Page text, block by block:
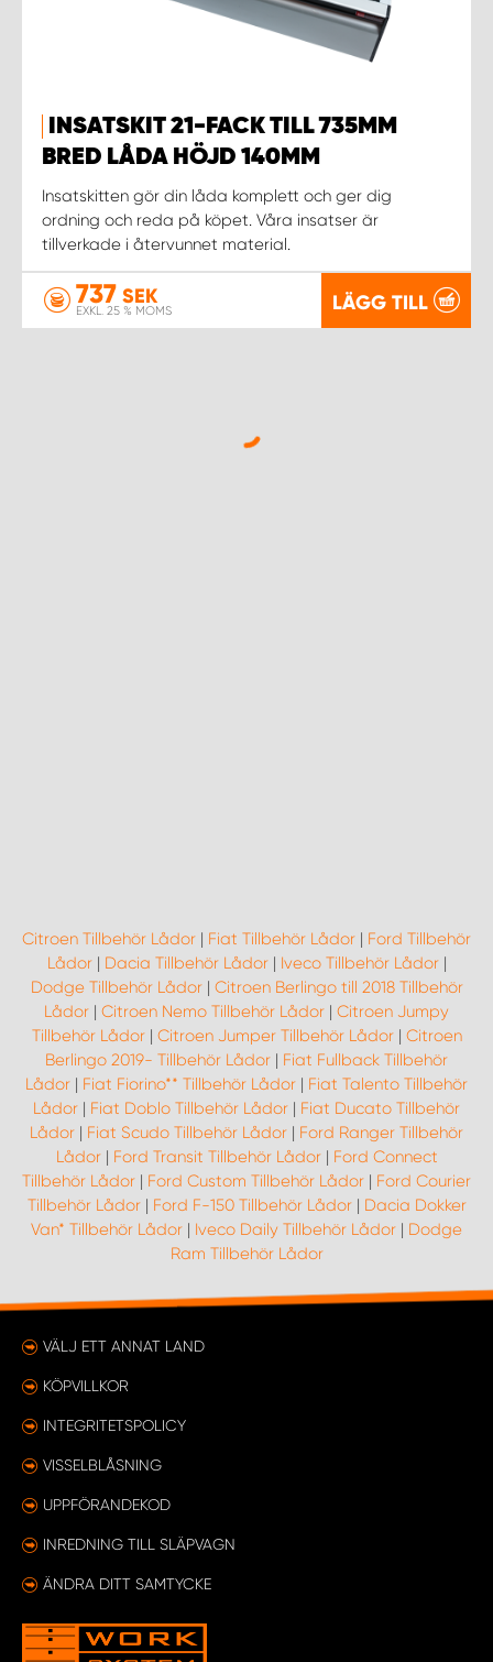
INSATSKIT 21-FACK TILL 735MM
BRED LÅDA HÖJD 140MM
Insatskitten gör din låda komplett och ger dig
ordning och reda på köpet. Våra insatser är
tillverkade i återvunnet material.
737 SEK
EXKL. 25 % MOMS LÄGG TILL
Citroen Tillbehör Lådor | Fiat Tillbehör Lådor | Ford Tillbehör
Lådor| Dacia Tillbehör Lådor| Iveco Tillbehör Lådor|
Dodge Tillbehör Lådor| Citroen Berlingo till 2018 Tillbehör
Lådor | Citroen Nemo Tillbehör Lådor | Citroen Jumpy
Tillbehör Lådor| Citroen Jumper Tillbehör Lådor| Citroen
Berlingo 2019- Tillbehör Lådor | Fiat Fullback Tillbehör
Lådor | Fiat Fiorino** Tillbehör Lådor | Fiat Talento Tillbehör
Lådor | Fiat Doblo Tillbehör Lådor | Fiat Ducato Tillbehör
Lådor | Fiat Scudo Tillbehör Lådor | Ford Ranger Tillbehör
Lådor| Ford Transit Tillbehör Lådor| Ford Connect
Tillbehör Lådor | Ford Custom Tillbehör Lådor | Ford Courier
Tillbehör Lådor| Ford F-150 Tillbehör Lådor| Dacia Dokker
Van* Tillbehör Lådor | Iveco Daily Tillbehör Lådor | Dodge
Ram Tillbehör Lådor
VÄLJ ETT ANNAT LAND
KÖPVILLKOR
INTEGRITETSPOLICY
VISSELBLÅSNING
UPPFÖRANDEKOD
INREDNING TILL SLÄPVAGN
ÄNDRA DITT SAMTYCKE